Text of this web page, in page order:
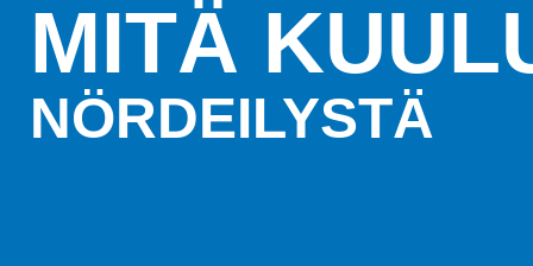
MITÄ
NÖRDEILYSTÄ